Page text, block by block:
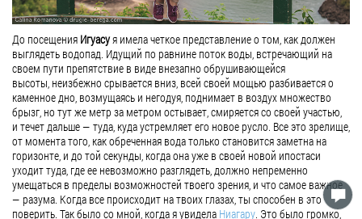
До посещения Игуасуя имела четкое представление о том, как должен
выглядеть водопад. Идущий по равнине поток воды, встречающий на
своем пути препятствие в виде внезапно обрушивающейся
высоты, неизбежно срывается вниз, всей своей мощью разбивается о
каменное дно, возмущаясь и негодуя, поднимает в воздух множество
брызг, но тут же метр за метром остывает, смиряется со своей участью,
и течет дальше — туда, куда устремляет его новое русло. Все это зрелище,
от момента того, как обреченная вода только становится заметна на
горизонте, и до той секунды, когда она уже в своей новой ипостаси
уходит туда, где ее невозможно разглядеть, должно непременно
умещаться в пределы возможностей твоего зрения, и что самое важное
— разума. Когда все происходит на твоих глазах, ты способен в это
поверить. Так было со мной, когда я увидела Ниагару. Это было громко,